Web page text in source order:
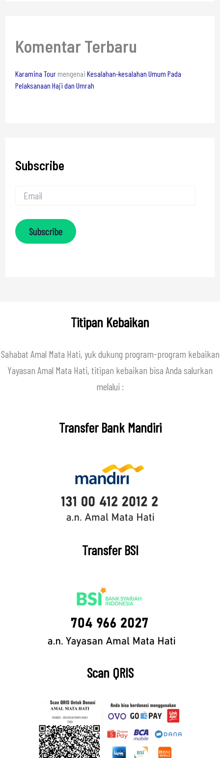
Komentar Terbaru
Karamina Tourmengenai Kesalahan-kesalahan Umum Pada
Pelaksanaan Haji dan Umrah
Subscribe
Subscribe
Titipan Kebaikan
Sahabat Amal Mata Hati, yuk dukung program-program kebaikan
Yayasan Amal Mata Hati, titipan kebaikan bisa Anda salurkan
melalui :
Transfer Bank Mandiri
Transfer BSI
Scan QRIS